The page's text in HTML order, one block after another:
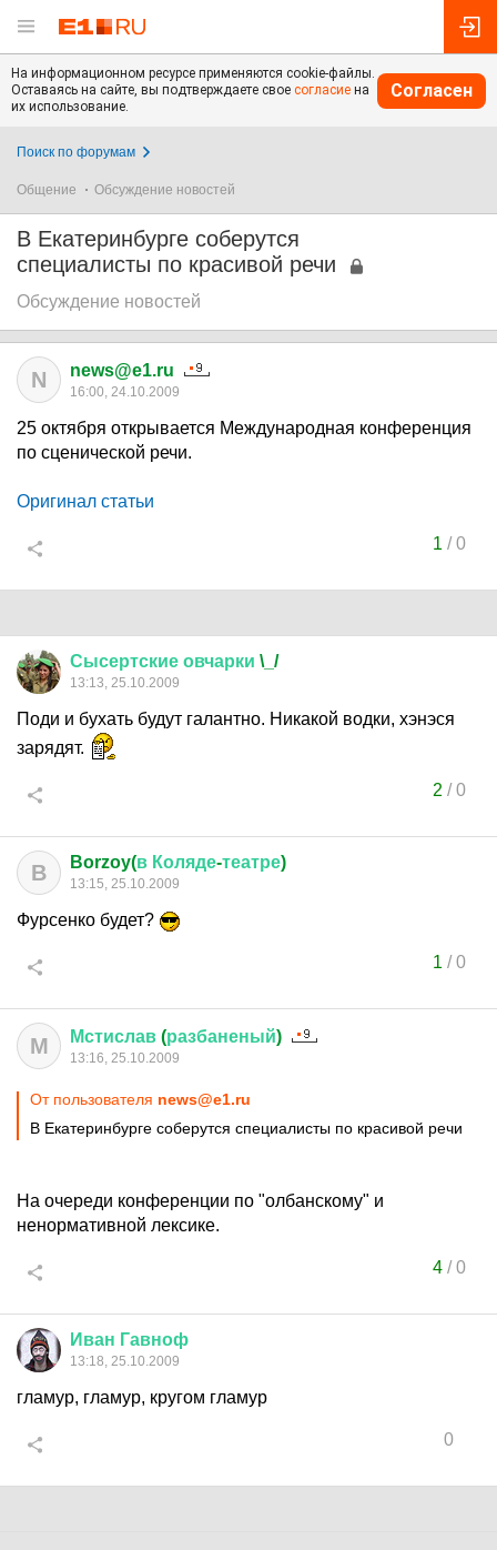
На информационном ресурсе применяются cookie-файлы.
Оставаясь на сайте, вы подтверждаете свое согласие на
их использование.
Согласен
Поиск по форумам
Общение Обсуждение новостей
В Екатеринбурге соберутся
специалисты по красивой речи
Обсуждение новостей
N news@e1.ru
16:00, 24.10.2009
25 октября открывается Международная конференция
по сценической речи.
Оригинал статьи
1 /0
Сысертские овчарки \_/
13:13, 25.10.2009
Поди и бухать будут галантно. Никакой водки, хэнэся
зарядят.
2 /0
B Borzoy(в Коляде-театре)
13:15, 25.10.2009
Фурсенко будет?
1 /0
М Мстислав (разбаненый)
13:16, 25.10.2009
От пользователя news@e1.ru
В Екатеринбурге соберутся специалисты по красивой речи
На очереди конференции по "олбанскому" и
ненормативной лексике.
4/0
Иван Гавноф
13:18, 25.10.2009
гламур, гламур, кругом гламур
0